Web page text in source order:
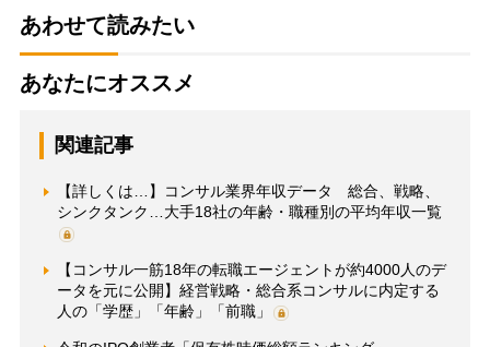
あわせて読みたい
あなたにオススメ
関連記事
【詳しくは…】コンサル業界年収データ 総合、戦略、
シンクタンク…大手18社の年齢・職種別の平均年収一覧
【コンサル一筋18年の転職エージェントが約4000人のデ
ータを元に公開】経営戦略・総合系コンサルに内定する
人の「学歴」「年齢」「前職」